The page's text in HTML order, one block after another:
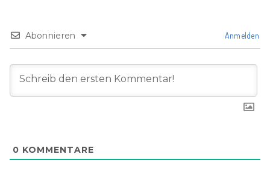
Abonnieren Anmelden
0 KOMMENTARE